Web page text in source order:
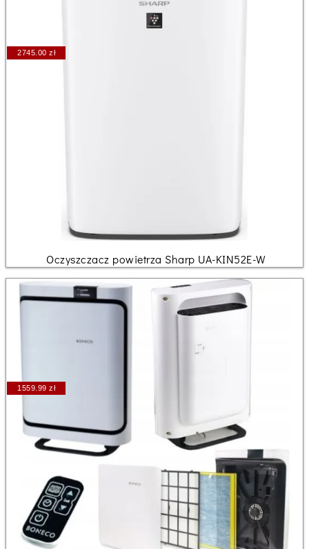
2745.00 zł
Oczyszczacz powietrza Sharp UA-KIN52E-W
1559.99 zł